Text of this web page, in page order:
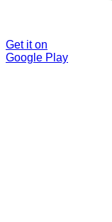
Get it on
Google Play